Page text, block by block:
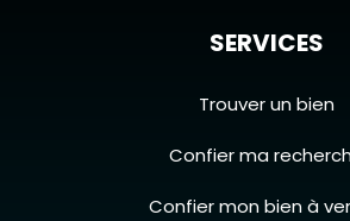
SERVICES
Trouver un bien
Confier ma
Confier mon bien à